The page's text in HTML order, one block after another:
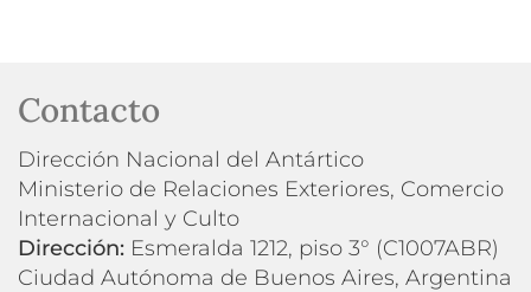
Contacto
Dirección Nacional del Antártico
Ministerio de Relaciones Exteriores, Comercio
Internacional y Culto
Dirección: Esmeralda 1212, piso 3° (C1007ABR)
Ciudad Autónoma de Buenos Aires, Argentina